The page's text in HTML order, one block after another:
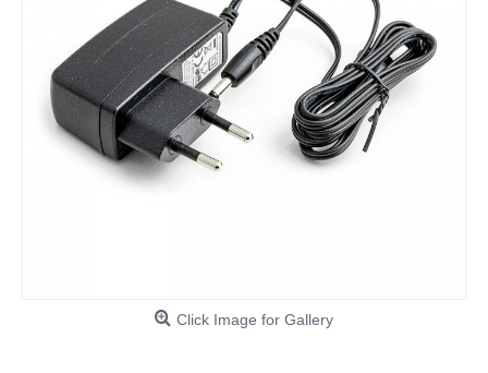
Click Image for Gallery